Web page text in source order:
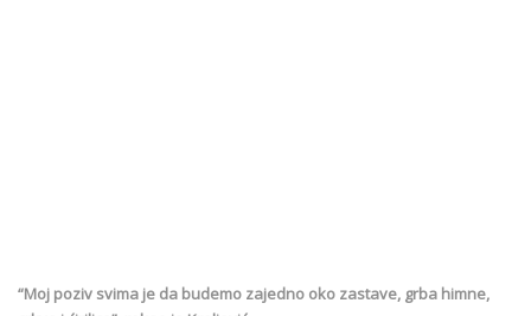
“Moj poziv svima je da budemo zajedno oko zastave, grba himne,